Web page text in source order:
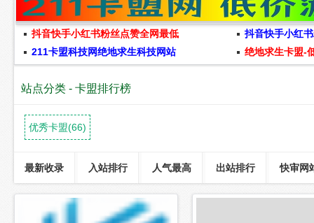
抖音快手小红书粉丝点赞全网最低
抖音快手小红
211卡盟科技网绝地求生科技网站
绝地求生卡盟-
站点分类 - 卡盟排行榜
优秀卡盟(66)
最新收录 入站排行 人气最高 出站排行 快审网